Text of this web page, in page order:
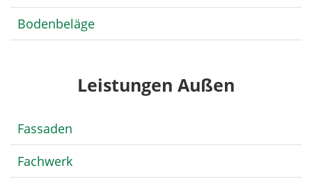
Bodenbeläge
Leistungen Außen
Fassaden
Fachwerk